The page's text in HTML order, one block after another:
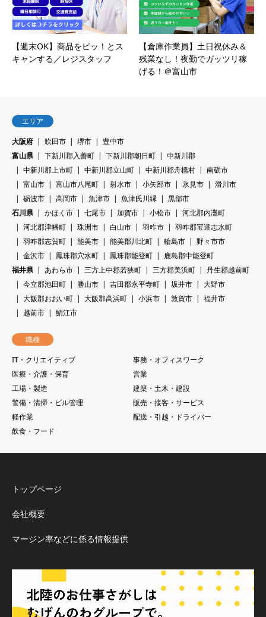
【週末OK】商品をピッ！とス
キャンする／レジスタッフ
【倉庫作業員】土日祝休み＆
残業なし！夜勤でガッツリ稼
げる！＠富山市
エリア
大阪府
吹田市 堺市
豊中市
富山県
下新川郡入善町 下新川郡朝日町
中新川郡
中新川郡上市町
中新川郡立山町 中新川郡舟橋村
南砺市
富山市
富山市八尾町 射水市 小矢部市 氷見市
滑川市
砺波市
高岡市 魚津市 魚津氏川縁
黒部市
石川県
かほく市 七尾市 加賀市 小松市
河北郡内灘町
河北郡津幡町
珠洲市 白山市 羽咋市
羽咋郡宝達志水町
羽咋郡志賀町
能美市 能美郡川北町 輪島市
野々市市
金沢市
鳳珠郡穴水町 鳳珠郡能登町
鹿島郡中能登町
福井県
あわら市 三方上中郡若狭町 三方郡美浜町
丹生郡越前町
今立郡池田町
勝山市 吉田郡永平寺町 坂井市
大野市
大飯郡おおい町
大飯郡高浜町 小浜市 敦賀市
福井市
越前市
鯖江市
職種
IT・クリエイティブ
事務・オフィスワーク
医療・介護・保育
営業
工場・製造
建築・土木・建設
警備・清掃・ビル管理
販売・接客・サービス
軽作業
配送・引越・ドライバー
飲食・フード
トップページ
会社概要
マージン率などに係る情報提供